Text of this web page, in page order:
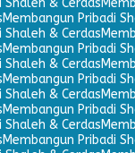
Shaleh & Cerdas
Membangun Pribadi
Shaleh & Cerdas
Membangun Pribadi
Shaleh & Cerdas
Membangun Pribadi
Shaleh & Cerdas
Membangun Pribadi
Shaleh & Cerdas
Membangun Pribadi